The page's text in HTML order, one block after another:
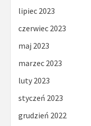
lipiec 2023
czerwiec 2023
maj 2023
marzec 2023
luty 2023
styczeń 2023
grudzień 2022